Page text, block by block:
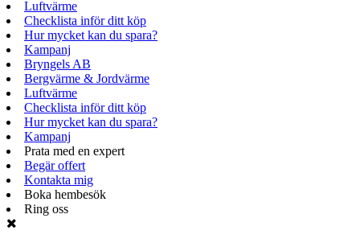
Luftvärme
Checklista inför ditt köp
Hur mycket kan du spara?
Kampanj
Bryngels AB
Bergvärme & Jordvärme
Luftvärme
Checklista inför ditt köp
Hur mycket kan du spara?
Kampanj
Prata med en expert
Begär offert
Kontakta mig
Boka hembesök
Ring oss